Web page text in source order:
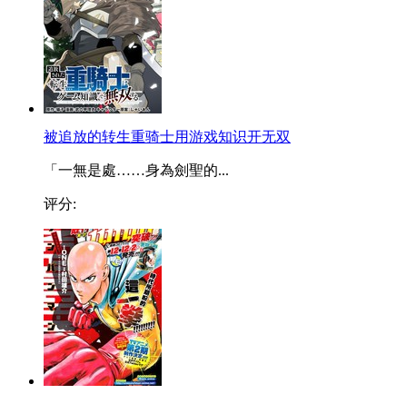
被追放的转生重骑士用游戏知识开无双
「一無是處……身為劍聖的...
评分: